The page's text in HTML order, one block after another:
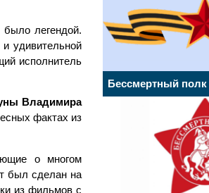
Бессмертный полк
легендой.
удивительной
исполнитель
Владимира
фактах из
о многом
был сделан на
из фильмов с